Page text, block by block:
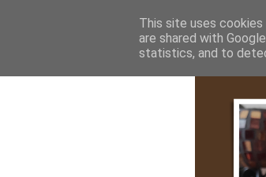
This site uses
are shared with
statistics, and to